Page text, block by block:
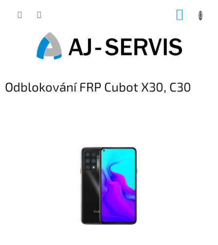
Odblokování FRP Cubot X30, C30